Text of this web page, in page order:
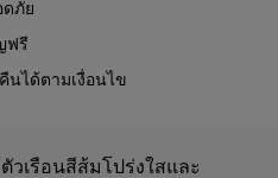
ดภัย
ฟรี
นได้ตามเงื่อนไข
เรือนสีส้มโปร่งใสและ